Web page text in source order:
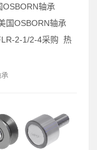
轴承
国OSBORN轴承
2-1/2-4采购 热